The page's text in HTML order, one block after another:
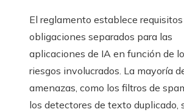
El reglamento establece
obligaciones separados para las
aplicaciones de IA en función de
riesgos involucrados. La mayoría
amenazas, como los filtros de
los detectores de texto duplicado,